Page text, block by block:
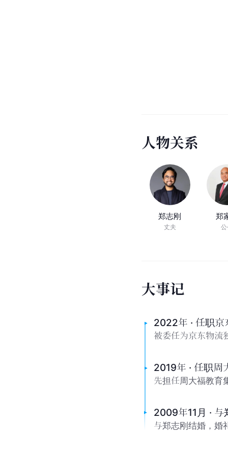
人物关系
郑志刚
丈夫
郑
大事记
2022年 · 任职京
被委任为京东物流
2019年 · 任职周
先担任周大福教育
2009年11月 ·
与郑志刚结婚，婚